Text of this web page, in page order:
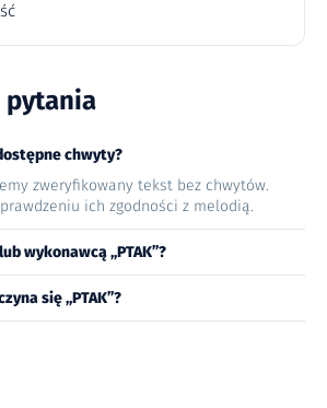
pytania
chwyty?
zweryfikowany tekst bez chwytów.
ich zgodności z melodią.
wykonawcą „PTAK”?
się „PTAK”?